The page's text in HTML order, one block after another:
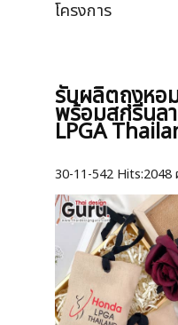
โครงการ
รับผลิตถุงหอ
พร้อมสกรีนล
LPGA
30-11-542 Hits:2048